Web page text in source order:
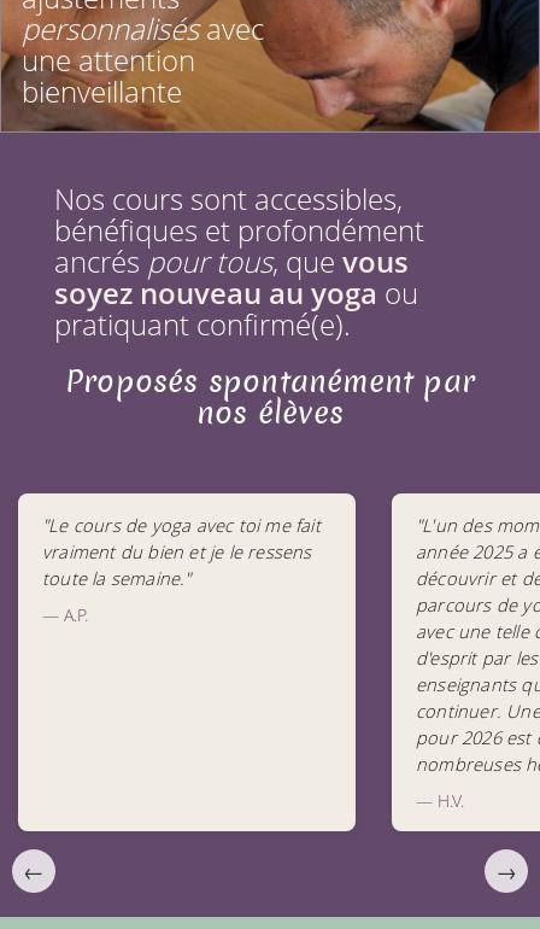
personnalisésavec
une attention
bienveillante
Nos cours sont accessibles,
bénéfiques et profondément
ancrés pour tous, que vous
soyez nouveau au yoga ou
pratiquant confirmé(e).
Proposés spontanément par
nos élèves
"Le cours de yoga avec toi me fait
vraiment du bien et je le ressens
toute la semaine."
— A.P.
"L'un des
année 2025 a
découvrir et
parcours de
avec une telle
d'esprit par
enseignants
continuer.
pour 2026 est
nombreuses
— H.V.
← →